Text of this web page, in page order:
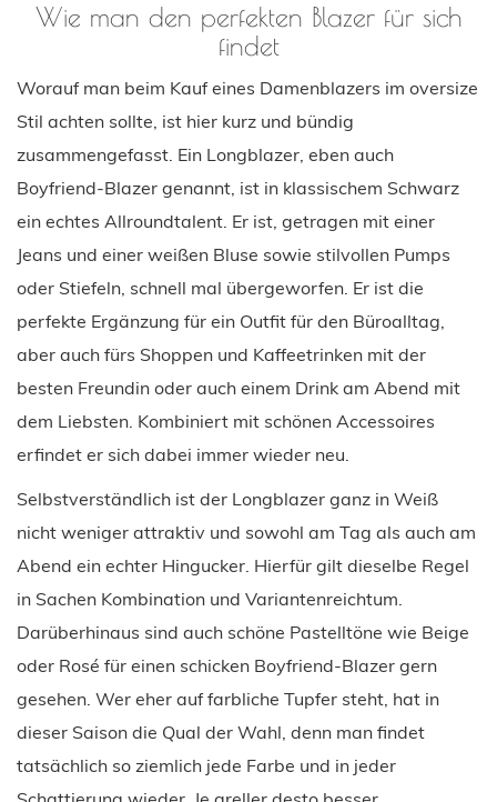
Wie man den perfekten Blazer für sich
findet
Worauf man beim Kauf eines Damenblazers im oversize
Stil achten sollte, ist hier kurz und bündig
zusammengefasst. Ein Longblazer, eben auch
Boyfriend-Blazer genannt, ist in klassischem Schwarz
ein echtes Allroundtalent. Er ist, getragen mit einer
Jeans und einer weißen Bluse sowie stilvollen Pumps
oder Stiefeln, schnell mal übergeworfen. Er ist die
perfekte Ergänzung für ein Outfit für den Büroalltag,
aber auch fürs Shoppen und Kaffeetrinken mit der
besten Freundin oder auch einem Drink am Abend mit
dem Liebsten. Kombiniert mit schönen Accessoires
erfindet er sich dabei immer wieder neu.
Selbstverständlich ist der Longblazer ganz in Weiß
nicht weniger attraktiv und sowohl am Tag als auch am
Abend ein echter Hingucker. Hierfür gilt dieselbe Regel
in Sachen Kombination und Variantenreichtum.
Darüberhinaus sind auch schöne Pastelltöne wie Beige
oder Rosé für einen schicken Boyfriend-Blazer gern
gesehen. Wer eher auf farbliche Tupfer steht, hat in
dieser Saison die Qual der Wahl, denn man findet
tatsächlich so ziemlich jede Farbe und in jeder